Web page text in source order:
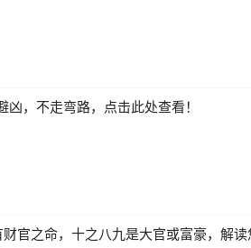
，不走弯路，点击此处查看！
官之命，十之八九是大官或富豪，解读